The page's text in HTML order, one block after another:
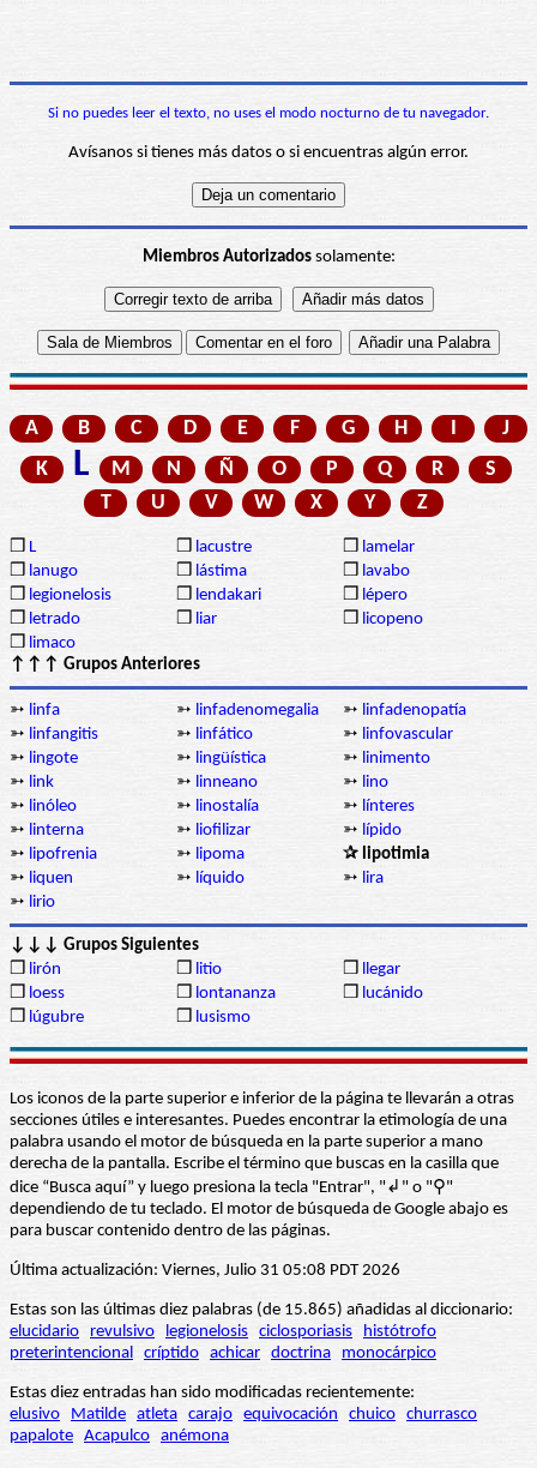
Si no puedes leer el texto, no uses el modo nocturno de tu navegador.
Avísanos si tienes más datos o si encuentras algún error.
Miembros Autorizadossolamente:
A B C D E F G H I
J
K
L M N Ñ O P Q R
S
T
U V W X Y Z
❒ L ❒ lacustre ❒ lamelar
❒ lanugo ❒ lástima ❒ lavabo
❒ legionelosis ❒ lendakari ❒ lépero
❒ letrado ❒ liar ❒ licopeno
❒ limaco
↑↑↑ Grupos Anteriores
➳ linfa ➳ linfadenomegalia ➳ linfadenopatía
➳ linfangitis ➳ linfático ➳ linfovascular
➳ lingote ➳ lingüística ➳ linimento
➳ link ➳ linneano ➳ lino
➳ linóleo ➳ linostalía ➳ línteres
➳ linterna ➳ liofilizar ➳ lípido
➳ lipofrenia ➳ lipoma
✰ lipotimia
➳ liquen ➳ líquido ➳ lira
➳ lirio
↓↓↓ Grupos Siguientes
❒ lirón ❒ litio ❒ llegar
❒ loess ❒ lontananza ❒ lucánido
❒ lúgubre ❒ lusismo
Los iconos de la parte superior e inferior de la página te llevarán a otras
secciones útiles e interesantes. Puedes encontrar la etimología de una
palabra usando el motor de búsqueda en la parte superior a mano
derecha de la pantalla. Escribe el término que buscas en la casilla que
dice “Busca aquí” y luego presiona la tecla "Entrar", "↲" o "⚲"
dependiendo de tu teclado. El motor de búsqueda de Google abajo es
para buscar contenido dentro de las páginas.
Última actualización: Viernes, Julio 31 05:08 PDT 2026
Estas son las últimas diez palabras (de 15.865) añadidas al diccionario:
elucidario
revulsivo legionelosis ciclosporiasis
histótrofo
preterintencional críptido achicar doctrina monocárpico
Estas diez entradas han sido modificadas recientemente:
elusivo
Matilde atleta carajo equivocación chuico churrasco
papalote Acapulco anémona